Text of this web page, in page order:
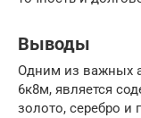
Выводы
Одним из важных
6к8м, является
золото, серебро и